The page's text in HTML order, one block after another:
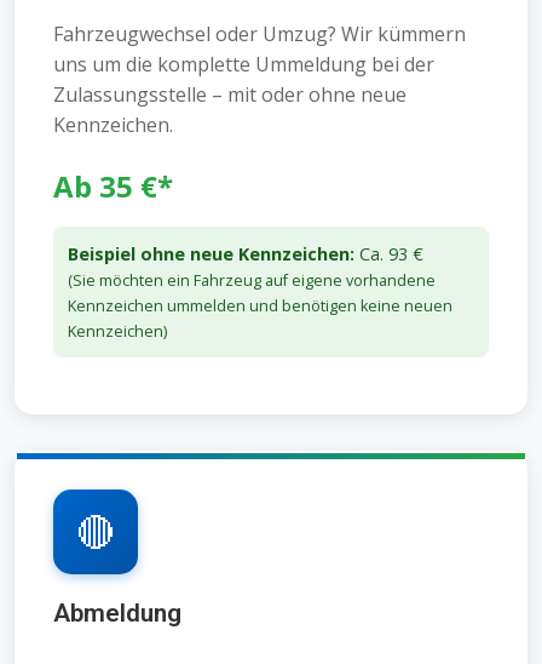
Fahrzeugwechsel oder Umzug? Wir kümmern
uns um die komplette Ummeldung bei der
Zulassungsstelle – mit oder ohne neue
Kennzeichen.
Ab 35 €*
Beispiel ohne neue Kennzeichen: Ca. 93 €
(Sie möchten ein Fahrzeug auf eigene vorhandene
Kennzeichen ummelden und benötigen keine neuen
Kennzeichen)
🔴
Abmeldung